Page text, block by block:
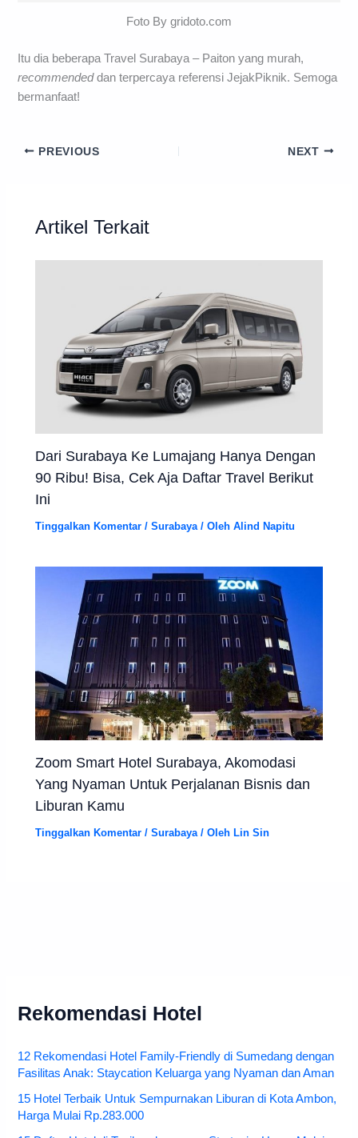
Foto By gridoto.com
Itu dia beberapa Travel Surabaya – Paiton yang murah,
recommendeddan terpercaya referensi JejakPiknik. Semoga
bermanfaat!
PREVIOUS NEXT
Artikel Terkait
Dari Surabaya Ke Lumajang Hanya Dengan
90 Ribu! Bisa, Cek Aja Daftar Travel Berikut
Ini
Tinggalkan Komentar /Surabaya/ OlehAlind Napitu
Zoom Smart Hotel Surabaya, Akomodasi
Yang Nyaman Untuk Perjalanan Bisnis dan
Liburan Kamu
Tinggalkan Komentar /Surabaya/ Oleh Lin Sin
Rekomendasi Hotel
12 Rekomendasi Hotel Family-Friendly di Sumedang dengan
Fasilitas Anak: Staycation Keluarga yang Nyaman dan Aman
15 Hotel Terbaik Untuk Sempurnakan Liburan di Kota Ambon,
Harga Mulai Rp.283.000